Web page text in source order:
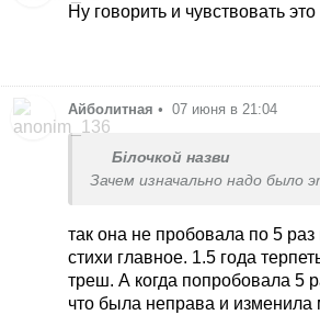
Ну говорить и чувствовать
Айболитная • 07 июня в 21:04
Білочкой назви
Зачем изначально надо было
так она не пробовала по 5
стихи главное. 1.5 года
треш. А когда попробовала 5
что была неправа и изменила